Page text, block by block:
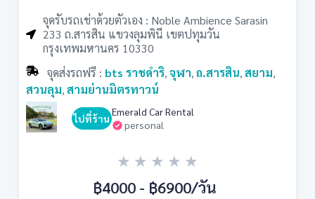
จุดรับรถเช่าด้วยตัวเอง : Noble Ambience Sarasin
233 ถ.สารสิน แขวงลุมพินี เขตปทุมวัน
กรุงเทพมหานคร 10330
จุดส่งรถฟรี : bts ราชดำริ, จุฬา, ถ.สารสิน, สยาม,
สวนลุม, สามย่านมิตรทาวน์
ไปที่ร้าน
personal
Emerald Car Rental
฿4000 - ฿6900/วัน
★ ★ ★ ★ ★